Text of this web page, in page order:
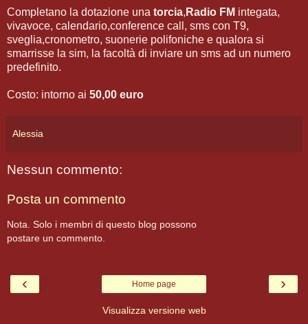
Completano la dotazione una torcia, Radio FM integata,
vivavoce, calendario,conference call, sms con T9,
sveglia,cronometro, suonerie polifoniche e qualora si
smarrisse la sim, la facoltà di inviare un sms ad un numero
predefinito.
Costo: intorno ai 50,00 euro
Alessia
Nessun commento:
Posta un commento
Nota. Solo i membri di questo blog possono
postare un commento.
‹ ›
Home page
Visualizza versione web